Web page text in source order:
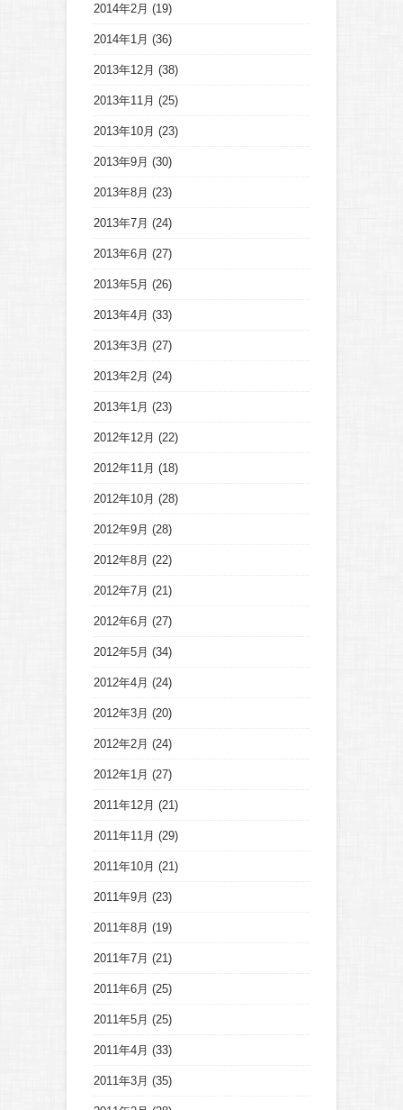
2014年2月 (19)
2014年1月 (36)
2013年12月 (38)
2013年11月 (25)
2013年10月 (23)
2013年9月 (30)
2013年8月 (23)
2013年7月 (24)
2013年6月 (27)
2013年5月 (26)
2013年4月 (33)
2013年3月 (27)
2013年2月 (24)
2013年1月 (23)
2012年12月 (22)
2012年11月 (18)
2012年10月 (28)
2012年9月 (28)
2012年8月 (22)
2012年7月 (21)
2012年6月 (27)
2012年5月 (34)
2012年4月 (24)
2012年3月 (20)
2012年2月 (24)
2012年1月 (27)
2011年12月 (21)
2011年11月 (29)
2011年10月 (21)
2011年9月 (23)
2011年8月 (19)
2011年7月 (21)
2011年6月 (25)
2011年5月 (25)
2011年4月 (33)
2011年3月 (35)